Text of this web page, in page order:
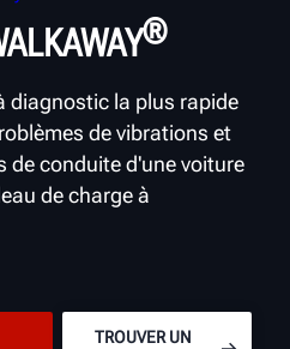
®
diagnostic la plus rapide
de vibrations et
de conduite d'une voiture
de charge à
TROUVER UN